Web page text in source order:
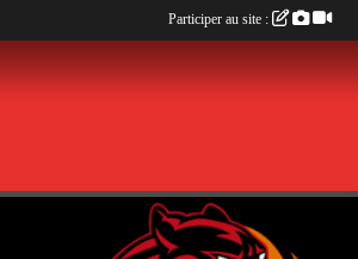
Participer au site :